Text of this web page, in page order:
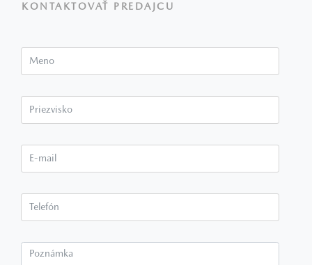
KONTAKTOVAŤ PREDAJCU